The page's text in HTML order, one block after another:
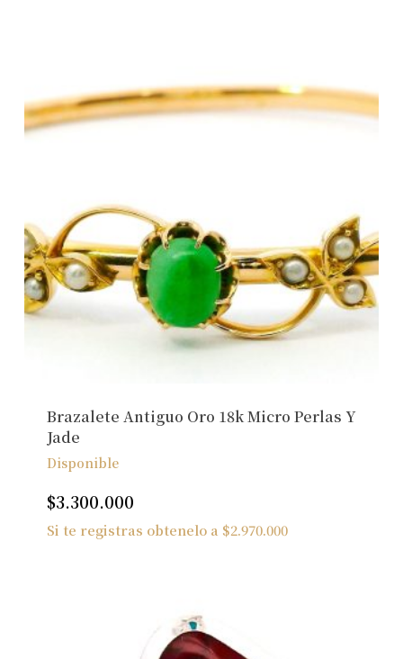
Brazalete Antiguo Oro 18k Micro Perlas Y
Jade
Disponible
$3.300.000
Si te registras obtenelo a $2.970.000